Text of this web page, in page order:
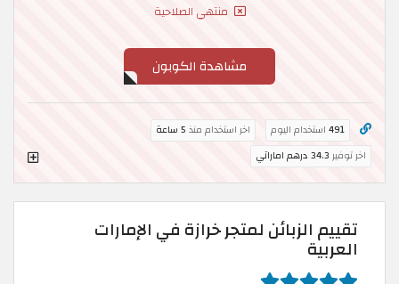
منتهي الصلاحية
مشاهدة الكوبون
491 استخدام اليوم اخر استخدام منذ 5 ساعة
اخر توفير 34.3 درهم اماراتي
تقييم الزبائن لمتجر خرازة في الإمارات
العربية